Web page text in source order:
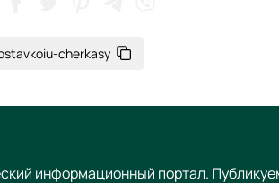
cherkasy
информационный портал.